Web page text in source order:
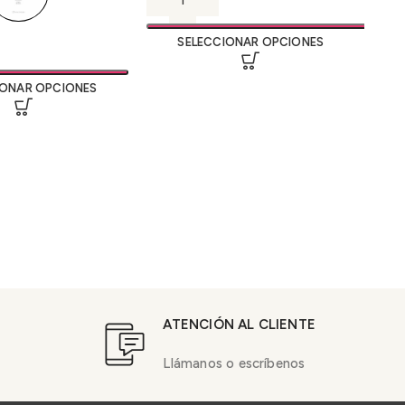
OPCIONES
SELECCIONAR OPCIONES
ATENCIÓN AL CLIENTE
Llámanos o escríbenos